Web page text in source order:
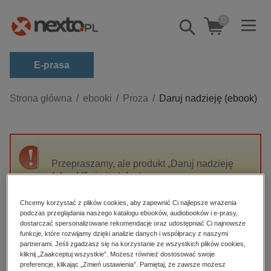
Pokaż/schowaj
wyszukiwarkę
0
E-prasa
Kategorie
biznesowe, branżowe, gospodarka
dzienniki
edukacja
hobby, sport, rozrywka
komputery, internet, technologie, informatyka
Strona główna ebooki Proza Daruj nadzieję (ebook)
Przepraszamy, ale produkt „Daruj nadzieję
(ebook)” nie jest dostępny.
High-contrast mode
Polecane
Chcemy korzystać z plików cookies, aby zapewnić Ci najlepsze wrażenia
podczas przeglądania naszego katalogu ebooków, audiobooków i e-prasy,
dostarczać spersonalizowane rekomendacje oraz udostępniać Ci najnowsze
funkcje, które rozwijamy dzięki analizie danych i współpracy z naszymi
partnerami. Jeśli zgadzasz się na korzystanie ze wszystkich plików cookies,
kliknij „Zaakceptuj wszystkie”. Możesz również dostosować swoje
preferencje, klikając „Zmień ustawienia”. Pamiętaj, że zawsze możesz